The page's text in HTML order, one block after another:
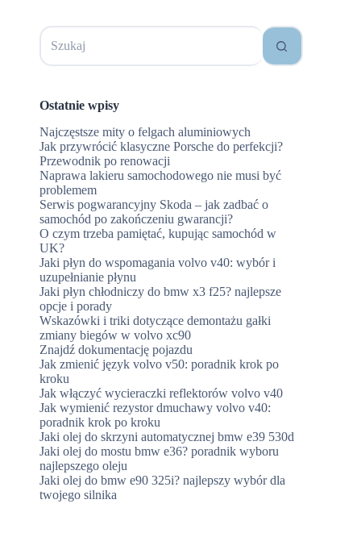
Brak
wyników
Ostatnie wpisy
Najczęstsze mity o felgach aluminiowych
Jak przywrócić klasyczne Porsche do perfekcji?
Przewodnik po renowacji
Naprawa lakieru samochodowego nie musi być
problemem
Serwis pogwarancyjny Skoda – jak zadbać o
samochód po zakończeniu gwarancji?
O czym trzeba pamiętać, kupując samochód w
UK?
Jaki płyn do wspomagania volvo v40: wybór i
uzupełnianie płynu
Jaki płyn chłodniczy do bmw x3 f25? najlepsze
opcje i porady
Wskazówki i triki dotyczące demontażu gałki
zmiany biegów w volvo xc90
Znajdź dokumentację pojazdu
Jak zmienić język volvo v50: poradnik krok po
kroku
Jak włączyć wycieraczki reflektorów volvo v40
Jak wymienić rezystor dmuchawy volvo v40:
poradnik krok po kroku
Jaki olej do skrzyni automatycznej bmw e39 530d
Jaki olej do mostu bmw e36? poradnik wyboru
najlepszego oleju
Jaki olej do bmw e90 325i? najlepszy wybór dla
twojego silnika